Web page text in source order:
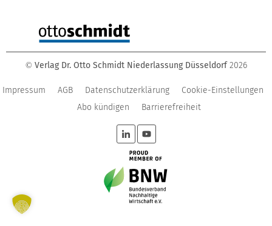
© Verlag Dr. Otto Schmidt Niederlassung Düsseldorf 2026
Impressum AGB Datenschutzerklärung
Cookie-Einstellungen
Abo kündigen
Barrierefreiheit